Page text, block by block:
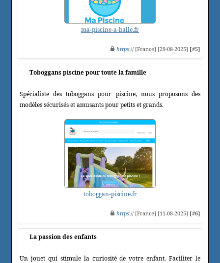
ma-piscine-a-balle.fr
https:// [France] [29-08-2025] [#5]
Toboggans piscine pour toute la famille
Spécialiste des toboggans pour piscine, nous proposons des
modèles sécurisés et amusants pour petits et grands.
toboggan-piscine.fr
https:// [France] [11-08-2025] [#6]
La passion des enfants
Un jouet qui stimule la curiosité de votre enfant. Faciliter le